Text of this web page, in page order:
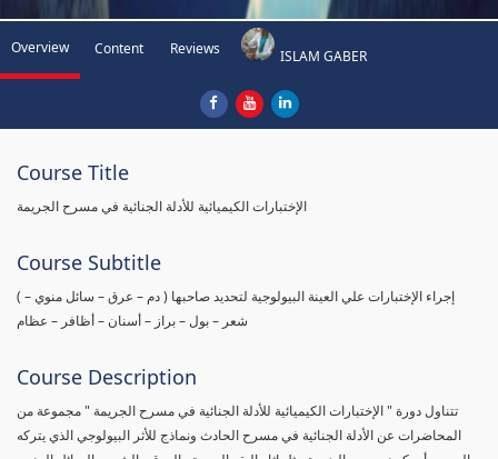
Overview Content Reviews ISLAM GABER
Course Title
الإختبارات الكيميائية للأدلة الجنائية في مسرح الجريمة
Course Subtitle
( إجراء الإختبارات علي العينة البيولوجية لتحديد صاحبها ( دم – عرق – سائل منوي –
شعر – بول – براز – أسنان – أظافر – عظام
Course Description
تتناول دورة " الإختبارات الكيميائية للأدلة الجنائية في مسرح الجريمة " مجموعة من
المحاضرات عن الأدلة الجنائية في مسرح الحادث ونماذج للأثر البيولوجي الذي يتركه